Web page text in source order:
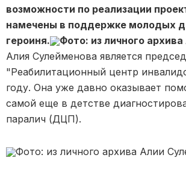
возможности по реализации
намечены в поддержке молодых
героиня.
Фото: из личного
Алия Сулейменова является
"Реабилитационный центр
году. Она уже давно оказывает
самой еще в детстве
паралич (ДЦП).
Фото: из личного архива Алии